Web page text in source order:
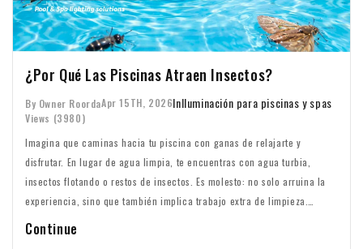
¿Por Qué Las Piscinas Atraen Insectos?
By Owner RoordaApr 15TH, 2026InIluminación para piscinas y spas
Views (3980)
Imagina que caminas hacia tu piscina con ganas de relajarte y
disfrutar. En lugar de agua limpia, te encuentras con agua turbia,
insectos flotando o restos de insectos. Es molesto: no solo arruina la
experiencia, sino que también implica trabajo extra de limpieza.
Entonces, ¿por qué las piscinas atraen insectos? ¿Y cómo puedes
Continue